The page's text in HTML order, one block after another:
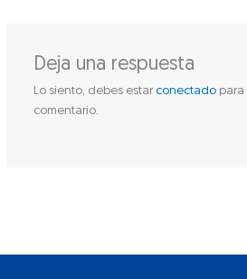
Deja una respuesta
Lo siento, debes estar conectadopara
comentario.